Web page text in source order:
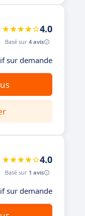
4.0
Basé sur 4 avis
sur demande
4.0
Basé sur 1 avis
sur demande